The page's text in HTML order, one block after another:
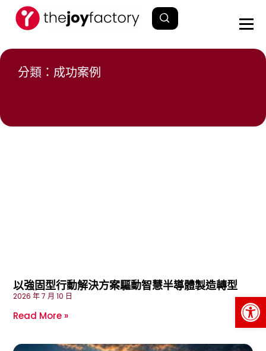
分類：成功案例
以強固型行動解決方案驅動智慧半導體製造轉型
2026 年 7 月 10 日
Read More »